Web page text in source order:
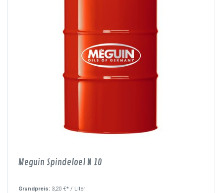
Meguin Spindeloel N 10
Grundpreis: 3,20 €* / Liter